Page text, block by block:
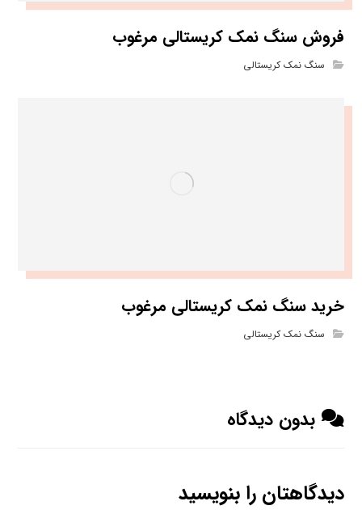
فروش سنگ نمک کریستالی مرغوب
سنگ نمک کریستالی
خرید سنگ نمک کریستالی مرغوب
سنگ نمک کریستالی
بدون دیدگاه
دیدگاهتان را بنویسید